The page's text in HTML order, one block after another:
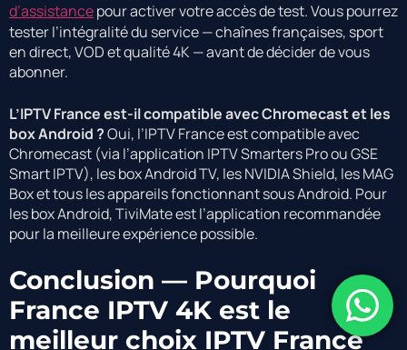
d’assistancepour activer votre accès de test. Vous pourrez
tester l’intégralité du service — chaînes françaises, sport
en direct, VOD et qualité 4K — avant de décider de vous
abonner.
L’IPTV France est-il compatible avec Chromecast et les
box Android ?Oui, l’IPTV France est compatible avec
Chromecast (via l’application IPTV Smarters Pro ou GSE
Smart IPTV), les box Android TV, les NVIDIA Shield, les MAG
Box et tous les appareils fonctionnant sous Android. Pour
les box Android, TiviMate est l’application recommandée
pour la meilleure expérience possible.
Conclusion — Pourquoi
France IPTV 4K est le
meilleur choix IPTV France